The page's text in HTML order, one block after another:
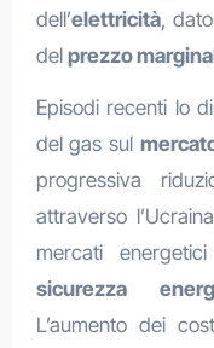
dell’elettricità,
del prezzo
Episodi recenti lo
del gas sul
progressiva
attraverso
mercati
sicurezza
L’aumento dei